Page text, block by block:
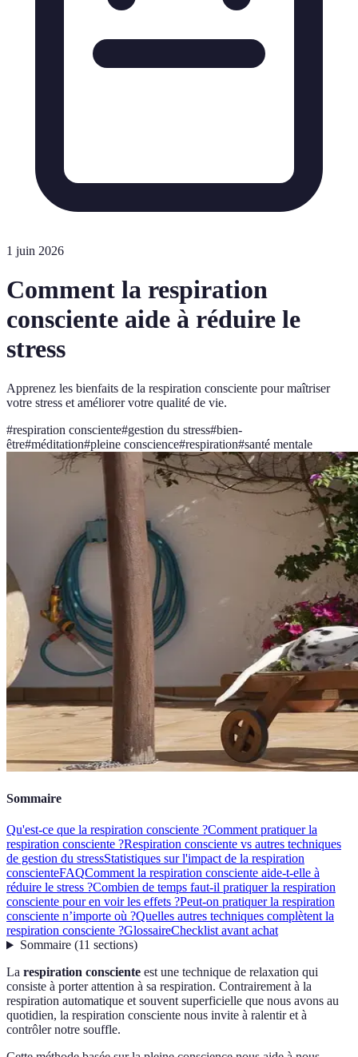
1 juin 2026
Comment la respiration
consciente aide à réduire le
stress
Apprenez les bienfaits de la respiration consciente pour maîtriser
votre stress et améliorer votre qualité de vie.
#respiration consciente#gestion du stress#bien-
être#méditation#pleine conscience#respiration#santé mentale
Sommaire
Qu'est-ce que la respiration consciente ?Comment pratiquer la
respiration consciente ?Respiration consciente vs autres techniques
de gestion du stressStatistiques sur l'impact de la respiration
conscienteFAQComment la respiration consciente aide-t-elle à
réduire le stress ?Combien de temps faut-il pratiquer la respiration
consciente pour en voir les effets ?Peut-on pratiquer la respiration
consciente n’importe où ?Quelles autres techniques complètent la
respiration consciente ?GlossaireChecklist avant achat
Sommaire(11 sections)
La respiration consciente est une technique de relaxation qui
consiste à porter attention à sa respiration. Contrairement à la
respiration automatique et souvent superficielle que nous avons au
quotidien, la respiration consciente nous invite à ralentir et à
contrôler notre souffle.